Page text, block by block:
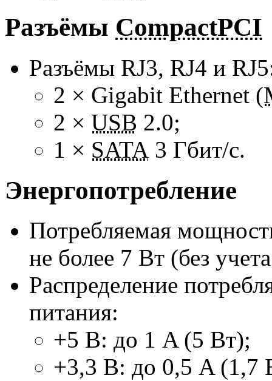
Разъёмы CompactPCI
Разъёмы RJ3, RJ4 и
2 × Gigabit Ethernet (
2 × USB 2.0;
1 × SATA 3 Гбит/с.
Энергопотребление
Потребляемая
не более 7 Вт (без
Распределение
питания:
+5 В: до 1 A (5 Вт);
+3,3 В: до 0,5 A (1,7